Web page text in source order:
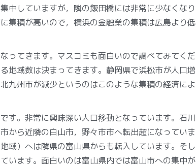
中していますが，隣の飯田橋には非常に少なくなり
集積が高いので，横浜の金融業の集積は広島より低
ってきます。マスコミも面白いので調べてみてくだ
地域数は決まってきます。静岡県で浜松市が人口増
九州市が減少というのはこのような集積の経済によ
す。非常に興味深い人口移動となっています。石川
から近隣の白山市，野々市市へ転出超になっていま
域）へは隣県の富山県からも転入しています。そし
います。面白いのは富山県内では富山市への集中が